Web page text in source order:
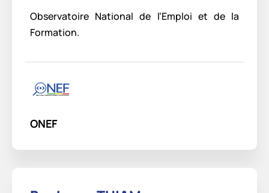
Observatoire National de l’Emploi et de la
Formation.
ONEF